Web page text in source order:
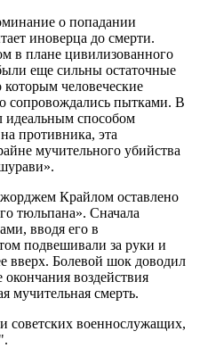
о попадании
иноверца до смерти.
в плане цивилизованного
еще сильны остаточные
которым человеческие
сопровождались пытками. В
способом
противника, эта
мучительного убийства
Крайлом оставлено
тюльпана». Сначала
вводя его в
подвешивали за руки и
вверх. Болевой шок доводил
воздействия
мучительная смерть.
советских военнослужащих,